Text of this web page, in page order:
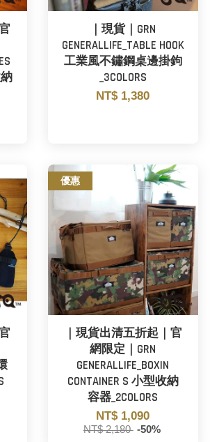
｜現貨｜GRN
GENERALLIFE_TABLE HOOK
工業風不鏽鋼桌邊掛鉤
_3COLORS
NT$ 1,380
優惠
｜現貨出清五折起｜官
網限定｜GRN
GENERALLIFE_BOXIN
CONTAINER S 小型收納
容器_2COLORS
NT$ 1,090
NT$ 2,180 -50%